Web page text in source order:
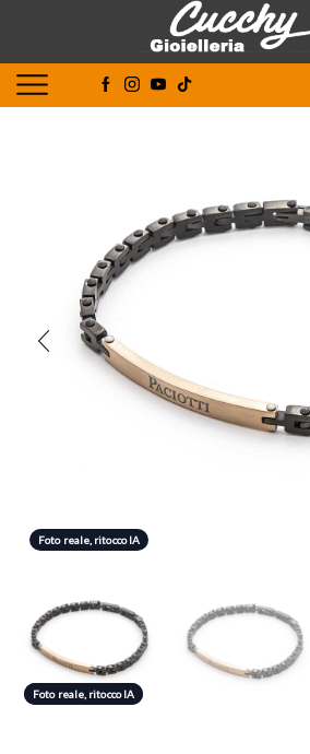
Foto reale, ritocco IA
Foto reale, ritocco IA
Foto reale, ritocco IA